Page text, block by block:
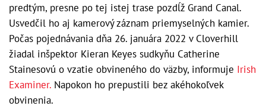
predtým, presne po tej istej trase pozdĺž Grand Canal.
Usvedčil ho aj kamerový záznam priemyselných kamier.
Počas pojednávania dňa 26. januára 2022 v Cloverhill
žiadal inšpektor Kieran Keyes sudkyňu Catherine
Stainesovú o vzatie obvineného do väzby, informuje Irish
Examiner. Napokon ho prepustili bez akéhokoľvek
obvinenia.